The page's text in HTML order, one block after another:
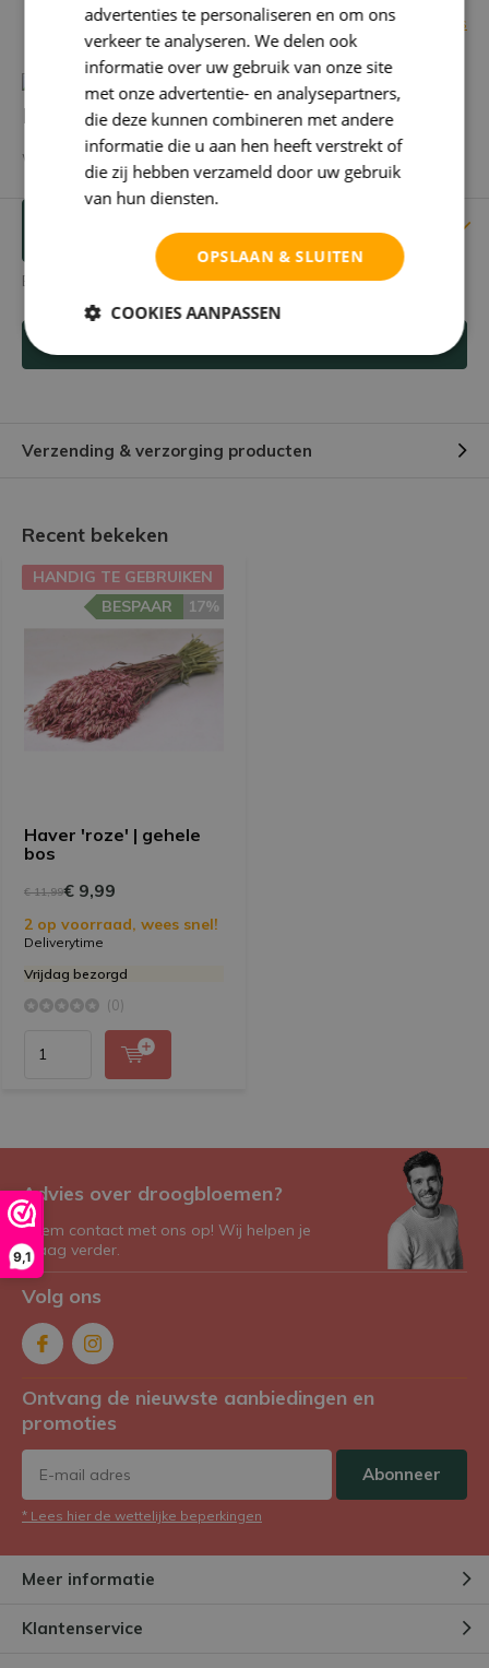
9,1
Bekijk alle specificaties
Heb je een vraag over dit product?
We helpen je graag met het vinden van het juiste product.
Verstuur mailtje
Er zijn nog geen reviews geschreven over dit product.
Verzending & verzorging producten
Recent bekeken
Haver 'roze' | gehele
bos
HANDIG TE GEBRUIKEN
17%
BESPAAR
€ 11,99€ 9,99
2 op voorraad, wees snel!
Deliverytime
Vrijdag bezorgd
(0)
Advies over droogbloemen?
Neem contact met ons op! Wij helpen je
graag verder.
Volg ons
Ontvang de nieuwste aanbiedingen en
promoties
Abonneer
* Lees hier de wettelijke beperkingen
Meer informatie
Klantenservice
advertenties te personaliseren en om ons
verkeer te analyseren. We delen ook
informatie over uw gebruik van onze site
met onze advertentie- en analysepartners,
die deze kunnen combineren met andere
informatie die u aan hen heeft verstrekt of
die zij hebben verzameld door uw gebruik
van hun diensten.
OPSLAAN & SLUITEN
COOKIES AANPASSEN